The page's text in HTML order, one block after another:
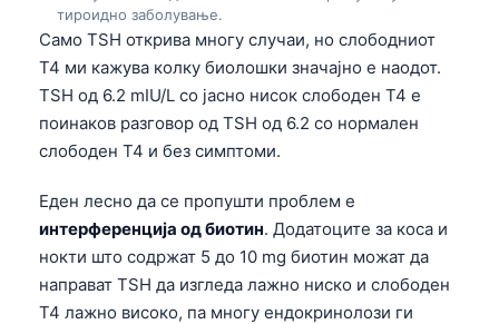
тироидно заболување.
Само TSH открива многу случаи, но слободниот
T4 ми кажува колку биолошки значајно е наодот.
TSH од 6.2 mIU/L со јасно нисок слободен T4 е
поинаков разговор од TSH од 6.2 со нормален
слободен T4 и без симптоми.
Еден лесно да се пропушти проблем е
интерференција од биотин. Додатоците за коса и
нокти што содржат 5 до 10 mg биотин можат да
направат TSH да изгледа лажно ниско и слободен
T4 лажно високо, па многу ендокринолози ги
Hrvatski
Slovenčina
پښتو
سنڌي
සිංහල
অসমীয়া
Latviešu valoda